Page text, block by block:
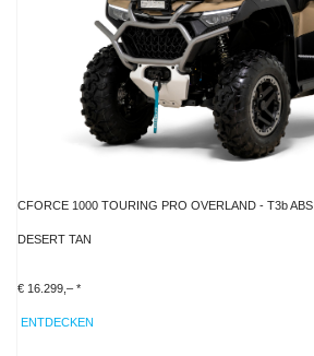
CFORCE 1000 TOURING PRO OVERLAND - T3b ABS
DESERT TAN
€ 16.299,– *
ENTDECKEN